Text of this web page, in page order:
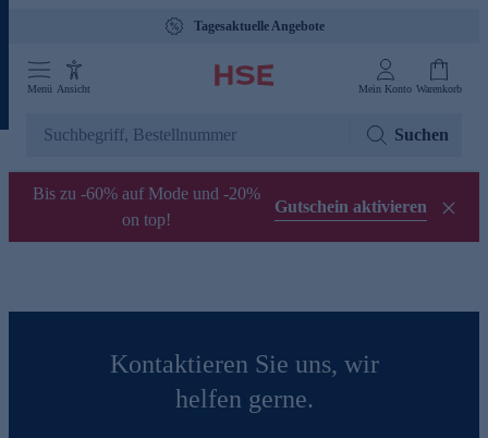
Tagesaktuelle Angebote
Menü Ansicht Mein Konto Warenkorb
Suchen
Bis zu -60% auf Mode und -20%
on top!
Gutschein aktivieren
Kontaktieren Sie uns, wir
helfen gerne.